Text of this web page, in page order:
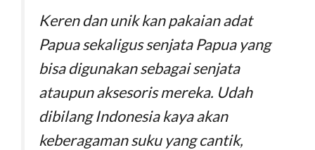
Keren dan unik kan pakaian adat
Papua sekaligus senjata Papua yang
bisa digunakan sebagai senjata
ataupun aksesoris mereka. Udah
dibilang Indonesia kaya akan
keberagaman suku yang cantik,